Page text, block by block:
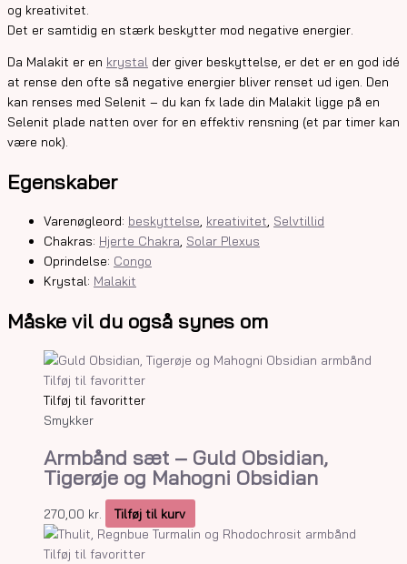
og kreativitet.
Det er samtidig en stærk beskytter mod negative energier.
Da Malakit er en krystal der giver beskyttelse, er det er en god idé
at rense den ofte så negative energier bliver renset ud igen. Den
kan renses med Selenit – du kan fx lade din Malakit ligge på en
Selenit plade natten over for en effektiv rensning (et par timer kan
være nok).
Egenskaber
Varenøgleord: beskyttelse kreativitet Selvtillid
Chakras: Hjerte Chakra Solar Plexus
Oprindelse: Congo
Krystal: Malakit
Måske vil du også synes om
Tilføj til favoritter
Tilføj til favoritter
Smykker
Armbånd sæt – Guld Obsidian,
Tigerøje og Mahogni Obsidian
270,00 kr. Tilføj til kurv
Tilføj til favoritter